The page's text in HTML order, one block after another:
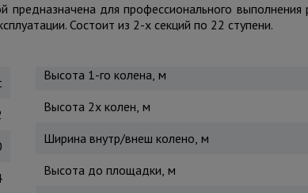
для профессионального выполнения
Состоит из 2-х секций по 22 ступени.
Высота 1-го колена, м
Высота 2х колен, м
Ширина внутр/внеш колено, м
Высота до площадки, м